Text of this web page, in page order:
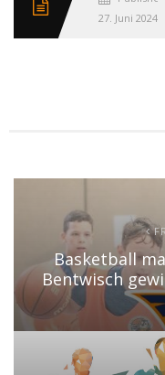
27. Juni 2024
Basketball
Bentwisch